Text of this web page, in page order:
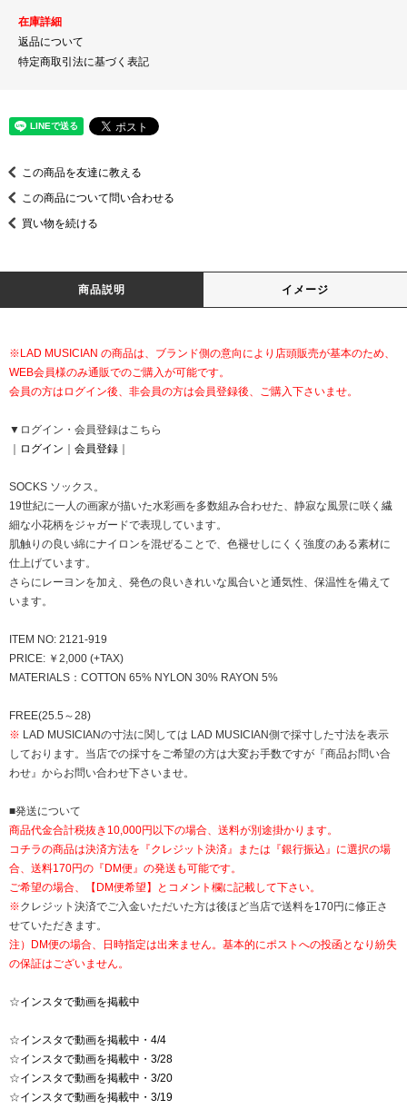
在庫詳細
返品について
特定商取引法に基づく表記
この商品を友達に教える
この商品について問い合わせる
買い物を続ける
商品説明 イメージ
※LAD MUSICIAN の商品は、ブランド側の意向により店頭販売が基本のため、
WEB会員様のみ通販でのご購入が可能です。
会員の方はログイン後、非会員の方は会員登録後、ご購入下さいませ。
▼ログイン・会員登録はこちら
ログイン 会員登録
SOCKS ソックス。
19世紀に一人の画家が描いた水彩画を多数組み合わせた、静寂な風景に咲く繊
細な小花柄をジャガードで表現しています。
肌触りの良い綿にナイロンを混ぜることで、色褪せしにくく強度のある素材に
仕上げています。
さらにレーヨンを加え、発色の良いきれいな風合いと通気性、保温性を備えて
います。
ITEM NO: 2121-919
PRICE: ￥2,000 (+TAX)
MATERIALS：COTTON 65% NYLON 30% RAYON 5%
FREE(25.5～28)
※ LAD MUSICIANの寸法に関しては LAD MUSICIAN側で採寸した寸法を表示
しております。当店での採寸をご希望の方は大変お手数ですが『商品お問い合
わせ』からお問い合わせ下さいませ。
■発送について
商品代金合計税抜き10,000円以下の場合、送料が別途掛かります。
コチラの商品は決済方法を『クレジット決済』または『銀行振込』に選択の場
合、送料170円の『DM便』の発送も可能です。
ご希望の場合、【DM便希望】とコメント欄に記載して下さい。
※クレジット決済でご入金いただいた方は後ほど当店で送料を170円に修正さ
せていただきます。
注）DM便の場合、日時指定は出来ません。基本的にポストへの投函となり紛失
の保証はございません。
☆インスタで動画を掲載中
☆インスタで動画を掲載中・4/4
☆インスタで動画を掲載中・3/28
☆インスタで動画を掲載中・3/20
☆インスタで動画を掲載中・3/19